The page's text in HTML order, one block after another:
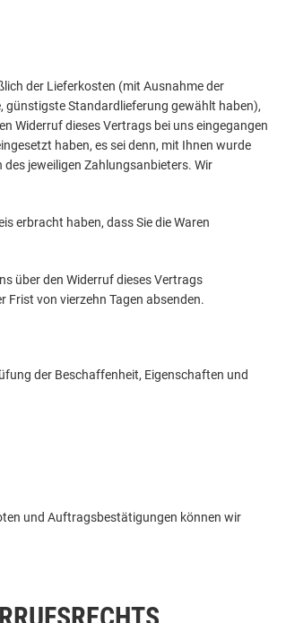
der Lieferkosten (mit Ausnahme der
günstigste Standardlieferung gewählt haben),
Widerruf dieses Vertrags bei uns eingegangen
haben, es sei denn, mit Ihnen wurde
jeweiligen Zahlungsanbieters. Wir
erbracht haben, dass Sie die Waren
über den Widerruf dieses Vertrags
Frist von vierzehn Tagen absenden.
der Beschaffenheit, Eigenschaften und
und Auftragsbestätigungen können wir